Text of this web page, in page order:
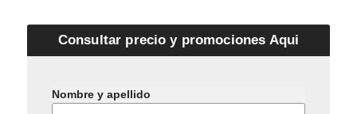
Consultar precio y promociones Aqui
Nombre y apellido